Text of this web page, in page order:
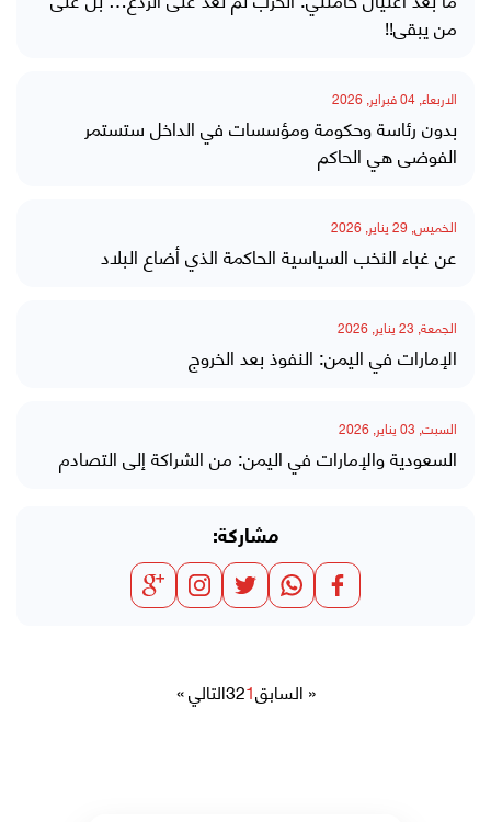
من يبقى!!
الاربعاء, 04 فبراير, 2026
بدون رئاسة وحكومة ومؤسسات في الداخل ستستمر
الفوضى هي الحاكم
الخميس, 29 يناير, 2026
عن غباء النخب السياسية الحاكمة الذي أضاع البلاد
الجمعة, 23 يناير, 2026
الإمارات في اليمن: النفوذ بعد الخروج
السبت, 03 يناير, 2026
السعودية والإمارات في اليمن: من الشراكة إلى التصادم
مشاركة:
« السابق1
2
3التالي »